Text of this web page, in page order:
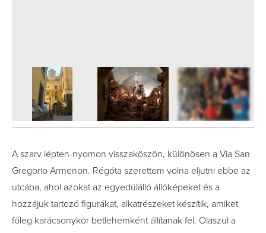
A szarv lépten-nyomon visszaköszön, különösen a Via San
Gregorio Armenon. Régóta szerettem volna eljutni ebbe az
utcába, ahol azokat az egyedülálló állóképeket és a
hozzájuk tartozó figurákat, alkatrészeket készítik, amiket
főleg karácsonykor betlehemként állítanak fel. Olaszul a